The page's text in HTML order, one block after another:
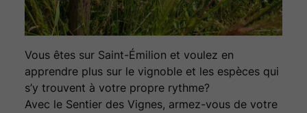
Vous êtes sur Saint-Émilion et voulez en
apprendre plus sur le vignoble et les espèces qui
s’y trouvent à votre propre rythme?
Avec le Sentier des Vignes, armez-vous de votre